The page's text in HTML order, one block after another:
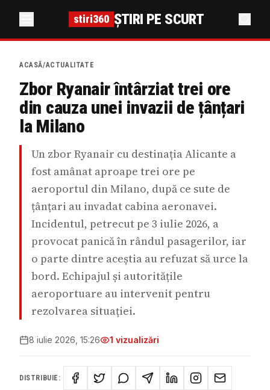
stiri360 ȘTIRI PE SCURT
ACASĂ/ACTUALITATE
Zbor Ryanair întârziat trei ore
din cauza unei invazii de țânțari
la Milano
Un zbor Ryanair cu destinația Alicante a
fost amânat aproape trei ore pe
aeroportul din Milano, după ce sute de
țânțari au invadat cabina aeronavei.
Incidentul, petrecut pe 3 iulie 2026, a
provocat panică în rândul pasagerilor, iar
o parte dintre aceștia au refuzat să urce la
bord. Echipajul și autoritățile
aeroportuare au intervenit pentru
rezolvarea situației.
8 iulie 2026, 15:26 1 vizualizări
DISTRIBUIE: